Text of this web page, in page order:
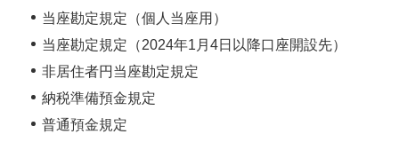
当座勘定規定（個人当座用）
当座勘定規定（2024年1月4日以降口座開設先）
非居住者円当座勘定規定
納税準備預金規定
普通預金規定